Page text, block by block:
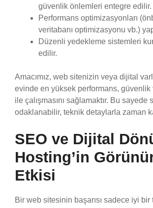
güvenlik önlemleri entegre edilir.
Performans optimizasyonları
veritabanı optimizasyonu vb.)
Düzenli yedekleme sistemleri
edilir.
Amacımız, web sitenizin veya dijital
evinde en yüksek performans,
ile çalışmasını sağlamaktır. Bu sayede
odaklanabilir, teknik detaylarla zaman
SEO ve Dijital
Hosting’in
Etkisi
Bir web sitesinin başarısı sadece iyi bir